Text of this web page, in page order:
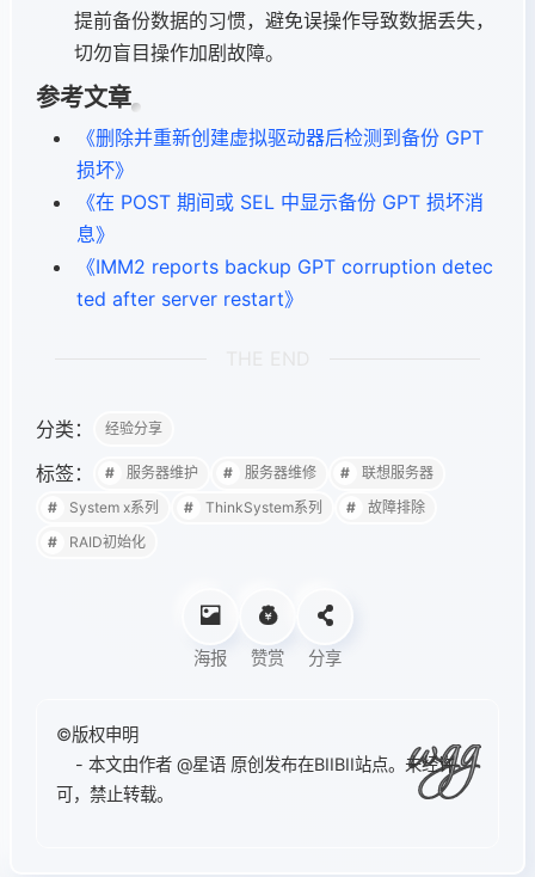
提前备份数据的习惯，避免误操作导致数据丢失，
切勿盲目操作加剧故障。
参考文章
《删除并重新创建虚拟驱动器后检测到备份 GPT
损坏》
《在 POST 期间或 SEL 中显示备份 GPT 损坏消
息》
《IMM2 reports backup GPT corruption detec
ted after server restart》
分类： 经验分享
标签： 服务器维护 服务器维修
联想服务器
System x系列
ThinkSystem系列
故障排除
RAID初始化
海报 赞赏 分享
©版权申明
- 本文由作者 @星语 原创发布在BIIBII站点。未经许
可，禁止转载。